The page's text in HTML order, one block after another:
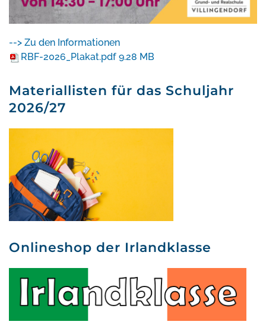
--> Zu den Informationen
RBF-2026_Plakat.pdf 9.28 MB
Materiallisten für das Schuljahr
2026/27
Onlineshop der Irlandklasse